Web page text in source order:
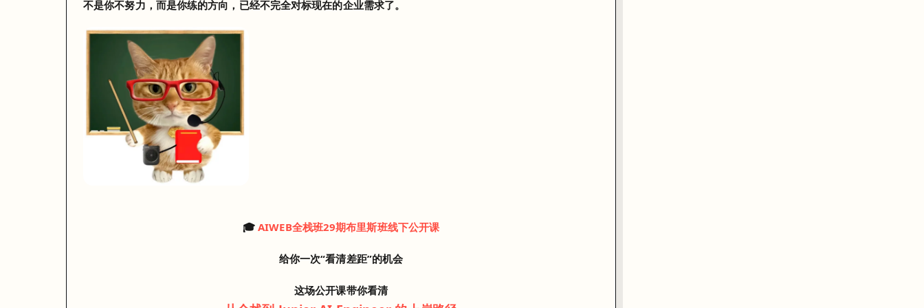
从全栈到 Junior AI Engineer 的上岸路径
不是你不努力，而是你练的方向，已经不完全对标现在的企业需求了。
🎓 AIWEB全栈班29期布里斯班线下公开课
给你一次“看清差距”的机会
这场公开课带你看清